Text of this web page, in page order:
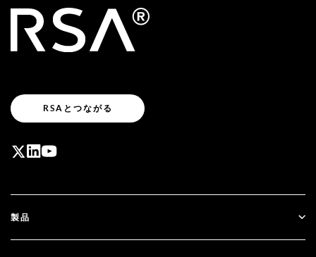
RSAとつながる
製品